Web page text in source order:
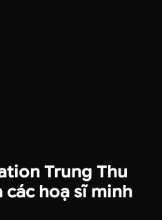
Trung Thu
các hoạ sĩ minh